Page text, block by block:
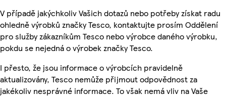
V případě jakýchkoliv Vašich dotazů nebo potřeby získat radu
ohledně výrobků značky Tesco, kontaktujte prosím Oddělení
pro služby zákazníkům Tesco nebo výrobce daného výrobku,
pokdu se nejedná o výrobek značky Tesco.
I přesto, že jsou informace o výrobcích pravidelně
aktualizovány, Tesco nemůže přijmout odpovědnost za
jakékoliv nesprávné informace. To však nemá vliv na Vaše